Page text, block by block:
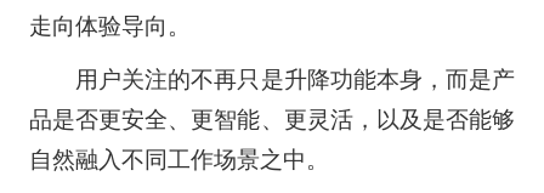
走向体验导向。
用户关注的不再只是升降功能本身，而是产
品是否更安全、更智能、更灵活，以及是否能够
自然融入不同工作场景之中。